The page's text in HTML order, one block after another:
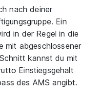
nach deiner
Ein
in der Regel in die
mit abgeschlossener
kannst du mit
Einstiegsgehalt
des AMS angibt.